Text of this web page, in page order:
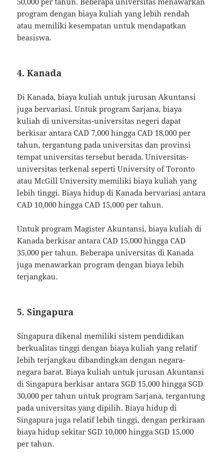
program dengan biaya kuliah yang lebih rendah
atau memiliki kesempatan untuk mendapatkan
beasiswa.
4.Kanada
Di Kanada, biaya kuliah untuk jurusan Akuntansi
juga bervariasi. Untuk program Sarjana, biaya
kuliah di universitas-universitas negeri dapat
berkisar antara CAD 7,000 hingga CAD 18,000 per
tahun, tergantung pada universitas dan provinsi
tempat universitas tersebut berada. Universitas-
universitas terkenal seperti University of Toronto
atau McGill University memiliki biaya kuliah yang
lebih tinggi. Biaya hidup di Kanada bervariasi antara
CAD 10,000 hingga CAD 15,000 per tahun.
Untuk program Magister Akuntansi, biaya kuliah di
Kanada berkisar antara CAD 15,000 hingga CAD
35,000 per tahun. Beberapa universitas di Kanada
juga menawarkan program dengan biaya lebih
terjangkau.
5.Singapura
Singapura dikenal memiliki sistem pendidikan
berkualitas tinggi dengan biaya kuliah yang relatif
lebih terjangkau dibandingkan dengan negara-
negara barat. Biaya kuliah untuk jurusan Akuntansi
di Singapura berkisar antara SGD 15,000 hingga SGD
30,000 per tahun untuk program Sarjana, tergantung
pada universitas yang dipilih. Biaya hidup di
Singapura juga relatif lebih tinggi, dengan perkiraan
biaya hidup sekitar SGD 10,000 hingga SGD 15,000
per tahun.